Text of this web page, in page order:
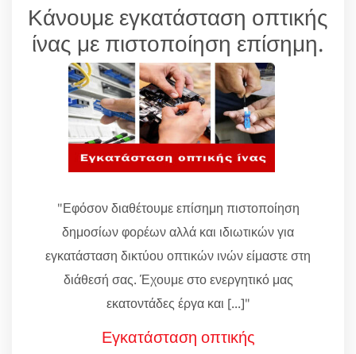
Κάνουμε εγκατάσταση οπτικής
ίνας με πιστοποίηση επίσημη.
"Εφόσον διαθέτουμε επίσημη πιστοποίηση
δημοσίων φορέων αλλά και ιδιωτικών για
εγκατάσταση δικτύου οπτικών ινών είμαστε στη
διάθεσή σας. Έχουμε στο ενεργητικό μας
εκατοντάδες έργα και [...]"
Εγκατάσταση οπτικής